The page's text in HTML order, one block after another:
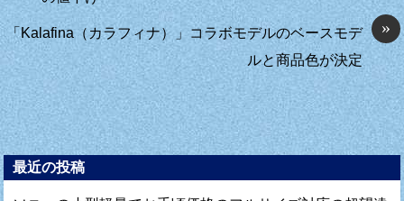
»
「Kalafina（カラフィナ）」コラボモデルのベースモデ
ルと商品色が決定
最近の投稿